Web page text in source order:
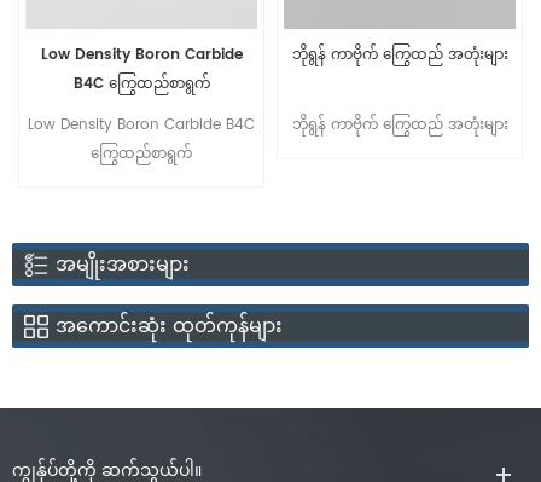
Low Density Boron Carbide
B4C ကြွေထည်စာရွက်
Low Density Boron Carbide B4C
ကြွေထည်စာရွက်
ဘိုရွန် ကာဗိုက် ကြွေထည် အတုံးများ
ဘိုရွန် ကာဗိုက် ကြွေထည် အတုံးများ
အမျိုးအစားများ
အကောင်းဆုံး ထုတ်ကုန်များ
ကျွန်ုပ်တို့ကို ဆက်သွယ်ပါ။